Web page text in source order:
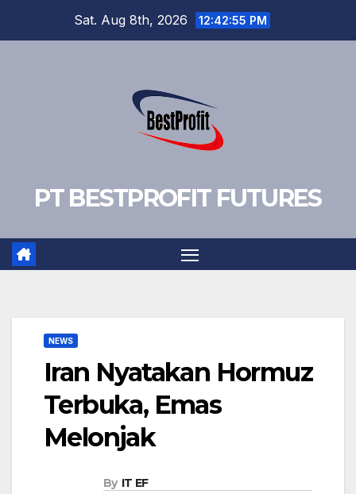
Sat. Aug 8th, 2026 12:42:56 PM
PT BESTPROFIT FUTURES
NEWS
Iran Nyatakan Hormuz
Terbuka, Emas
Melonjak
By IT EF